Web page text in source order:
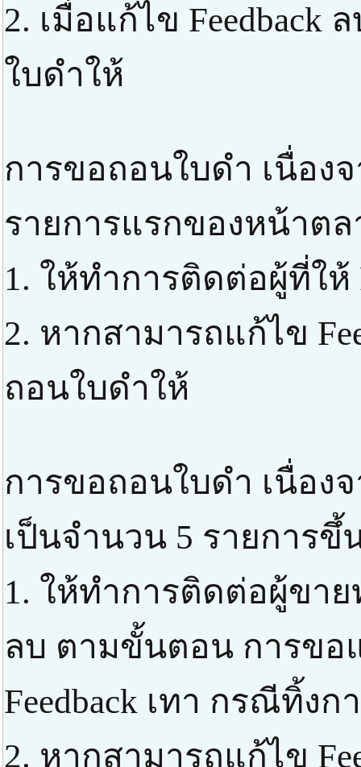
2. เมื่อแก้ไข
ใบดำให้
การขอถอนใบดำ เนื่องจ
รายการแรกของหน้าตล
1. ให้ทำการติดต่อผู้ที่ให้
2. หากสามารถแก้ไข
ถอนใบดำให้
การขอถอนใบดำ เนื่อง
เป็นจำนวน 5 รายการขึ้
1. ให้ทำการติดต่อผู้ขาย
ลบ ตามขั้นตอน การขอแ
Feedback เทา กรณีทิ้ง
2. หากสามารถแก้ไข